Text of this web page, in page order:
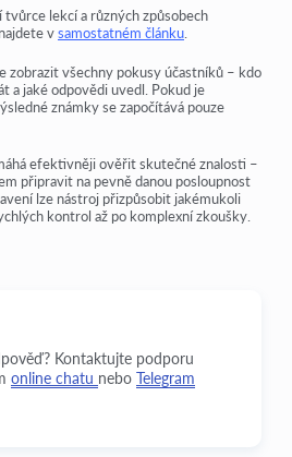
lekcí a různých způsobech
vsamostatném článku
zobrazit všechny pokusy účastníků – kdo
a jaké odpovědi uvedl. Pokud je
známky se započítává pouze
efektivněji ověřit skutečné znalosti –
připravit na pevně danou posloupnost
lze nástroj přizpůsobit jakémukoli
kontrol až po komplexní zkoušky.
Kontaktujte podporu
online chatu nebo Telegram